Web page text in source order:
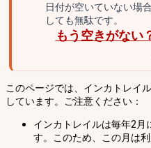
日付が空いていない場
しても無駄です。
もう空きがない
このページでは、インカトレイ
しています。ご注意ください：
インカトレイルは毎年2月
す。このため、この月は利